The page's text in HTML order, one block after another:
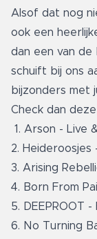
Alsof dat nog
ook een
dan een van de
schuift bij ons
bijzonders met
Check dan
1. Arson - Live
2. Heideroosjes
3. Arising
4. Born From
5. DEEPROOT -
6. No Turning